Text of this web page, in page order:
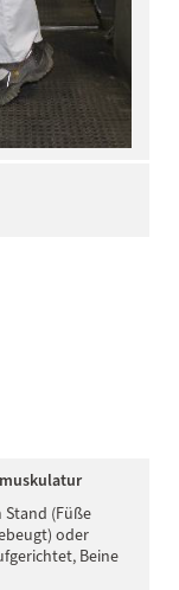
(Füße
oder
Beine